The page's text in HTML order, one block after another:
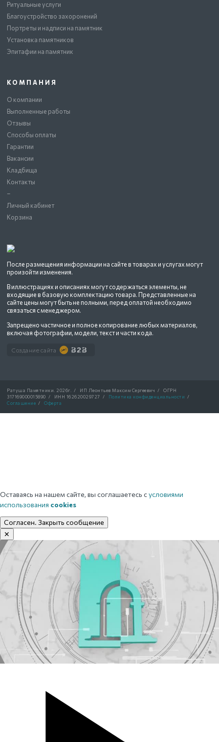
После размещения информации на сайте в товарах и услугах могут
произойти изменения.
В иллюстрациях и описаниях могут содержаться элементы, не
входящие в базовую комплектацию товара. Представленные на
сайте цены могут быть не полными, перед оплатой необходимо
связаться с менеджером.
Запрещено частичное и полное копирование любых материалов,
включая фотографии, модели, текст и части кода.
Создание сайта
Ритуальные услуги
Благоустройство захоронений
Портреты и надписи на памятник
Установка памятников
Эпитафии на памятник
КОМПАНИЯ
О компании
Выполненные работы
Отзывы
Способы оплаты
Гарантии
Вакансии
Кладбища
Контакты
–
Личный кабинет
Корзина
Ратуша Памятники. 2026г. / ИП Леонтьев Максим Сергеевич /
ОГРН
317169000015890 / ИНН 162620029727 / Политика конфиденциальности /
Соглашение / Оферта
Оставаясь на нашем сайте, вы соглашаетесь сусловиями
использования cookies
Согласен. Закрыть сообщение
✕